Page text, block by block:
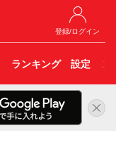
登録/ログイン
ランキング 設定 こ